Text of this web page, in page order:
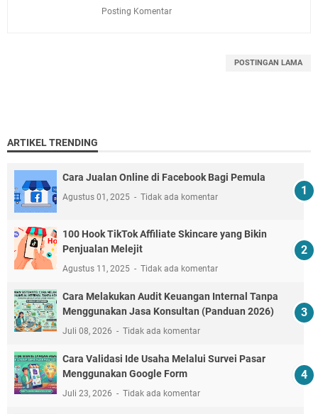
Posting Komentar
POSTINGAN LAMA
ARTIKEL TRENDING
Cara Jualan Online di Facebook Bagi Pemula
Agustus 01, 2025 Tidak ada komentar
100 Hook TikTok Affiliate Skincare yang Bikin
Penjualan Melejit
Agustus 11, 2025 Tidak ada komentar
Cara Melakukan Audit Keuangan Internal Tanpa
Menggunakan Jasa Konsultan (Panduan 2026)
Juli 08, 2026 Tidak ada komentar
Cara Validasi Ide Usaha Melalui Survei Pasar
Menggunakan Google Form
Juli 23, 2026 Tidak ada komentar